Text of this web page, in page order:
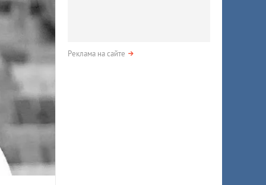
Реклама на сайте